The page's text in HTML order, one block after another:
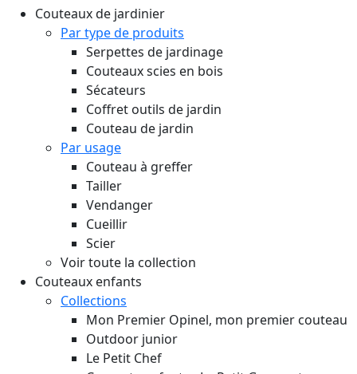
Couteaux de jardinier
Par type de produits
Serpettes de jardinage
Couteaux scies en bois
Sécateurs
Coffret outils de jardin
Couteau de jardin
Par usage
Couteau à greffer
Tailler
Vendanger
Cueillir
Scier
Voir toute la collection
Couteaux enfants
Collections
Mon Premier Opinel, mon premier couteau
Outdoor junior
Le Petit Chef